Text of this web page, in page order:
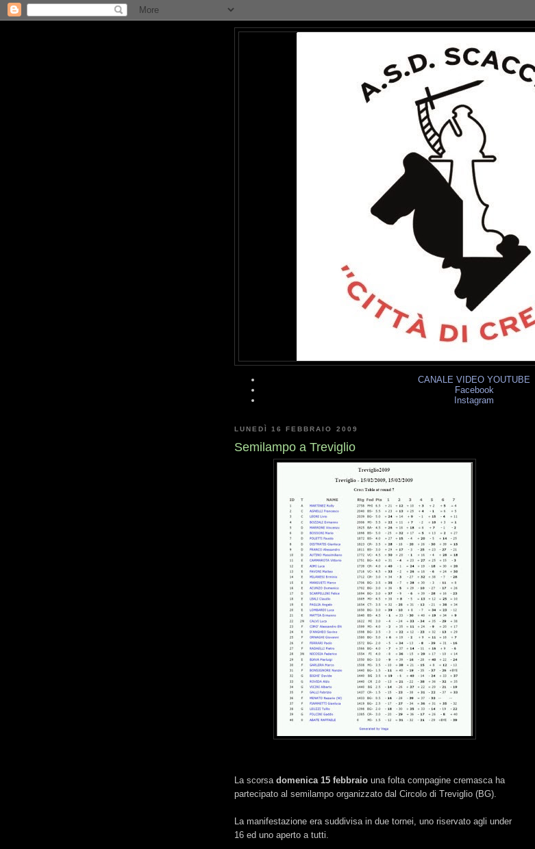
CANALE VIDEO YOUTUBE
Facebook
Instagram
LUNEDÌ 16 FEBBRAIO 2009
Semilampo a Treviglio
La scorsa domenica 15 febbraio una folta compagine cremasca ha
partecipato al semilampo organizzato dal Circolo di Treviglio (BG).
La manifestazione era suddivisa in due tornei, uno riservato agli under
16 ed uno aperto a tutti.